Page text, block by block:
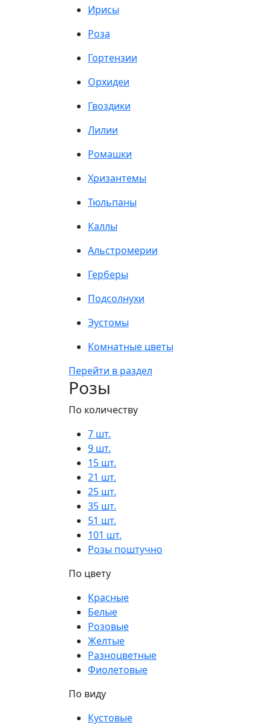
Ирисы
Роза
Гортензии
Орхидеи
Гвоздики
Лилии
Ромашки
Хризантемы
Тюльпаны
Каллы
Альстромерии
Герберы
Подсолнухи
Эустомы
Комнатные цветы
Перейти в раздел
Розы
По количеству
7 шт.
9 шт.
15 шт.
21 шт.
25 шт.
35 шт.
51 шт.
101 шт.
Розы поштучно
По цвету
Красные
Белые
Розовые
Желтые
Разноцветные
Фиолетовые
По виду
Кустовые